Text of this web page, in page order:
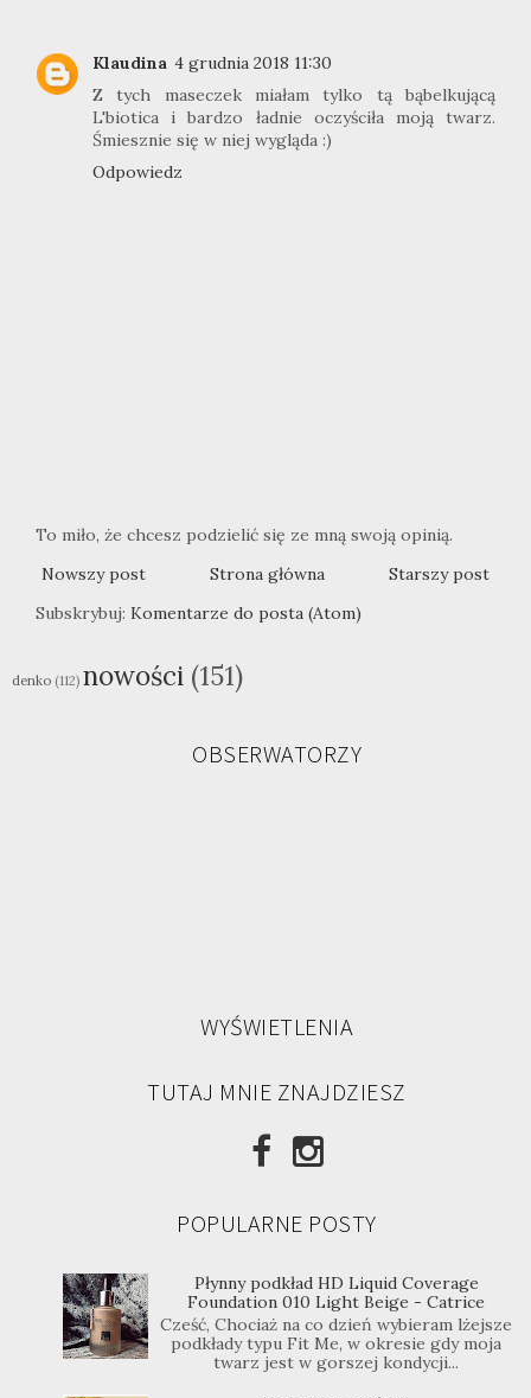
Klaudina 4 grudnia 2018 11:30
Z tych maseczek miałam tylko tą bąbelkującą
L'biotica i bardzo ładnie oczyściła moją twarz.
Śmiesznie się w niej wygląda :)
Odpowiedz
To miło, że chcesz podzielić się ze mną swoją opinią.
Nowszy post
Starszy post
Strona główna
Subskrybuj: Komentarze do posta (Atom)
denko (112) nowości (151)
OBSERWATORZY
WYŚWIETLENIA
TUTAJ MNIE ZNAJDZIESZ
POPULARNE POSTY
Płynny podkład HD Liquid Coverage
Foundation 010 Light Beige - Catrice
Cześć, Chociaż na co dzień wybieram lżejsze
podkłady typu Fit Me, w okresie gdy moja
twarz jest w gorszej kondycji...